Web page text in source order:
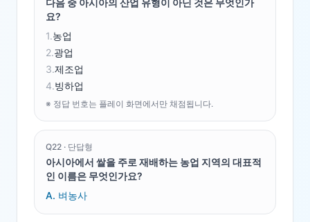
다음 중 아시아의 산업 유형이 아닌 것은 무엇인가
요?
1.농업
2.광업
3.제조업
4.빙하업
※ 정답 번호는 플레이 화면에서만 채점됩니다.
Q22 · 단답형
아시아에서 쌀을 주로 재배하는 농업 지역의 대표적
인 이름은 무엇인가요?
A. 벼농사